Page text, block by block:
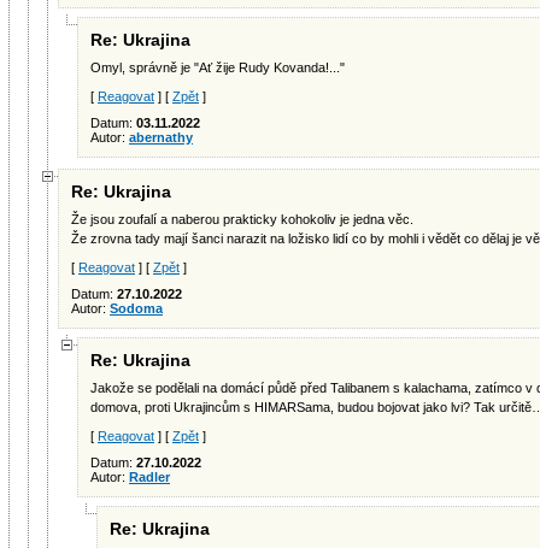
Re: Ukrajina
Omyl, správně je "Ať žije Rudy Kovanda!..."
[ Reagovat ] [ Zpět ]
Datum: 03.11.2022
Autor: abernathy
Re: Ukrajina
Že jsou zoufalí a naberou prakticky kohokoliv je jedna věc.
Že zrovna tady mají šanci narazit na ložisko lidí co by mohli i vědět co dělaj je
[ Reagovat ] [ Zpět ]
Datum: 27.10.2022
Autor: Sodoma
Re: Ukrajina
Jakože se podělali na domácí půdě před Talibanem s kalachama, zatímco
domova, proti Ukrajincům s HIMARSama, budou bojovat jako lvi? Tak
[ Reagovat ] [ Zpět ]
Datum: 27.10.2022
Autor: Radler
Re: Ukrajina